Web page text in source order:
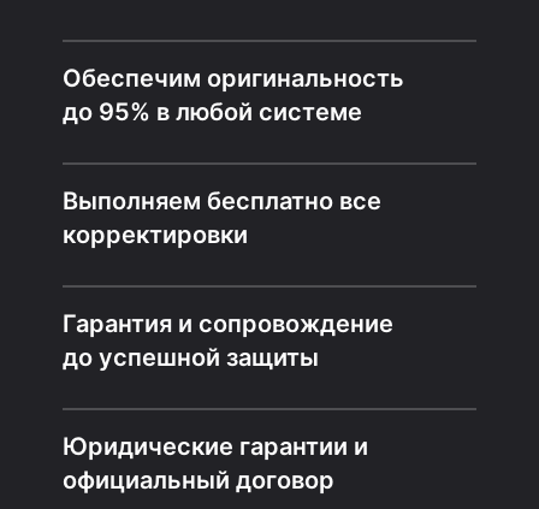
Обеспечим оригинальность
до 95% в любой системе
Выполняем бесплатно все
корректировки
Гарантия и сопровождение
до успешной защиты
Юридические гарантии и
официальный договор